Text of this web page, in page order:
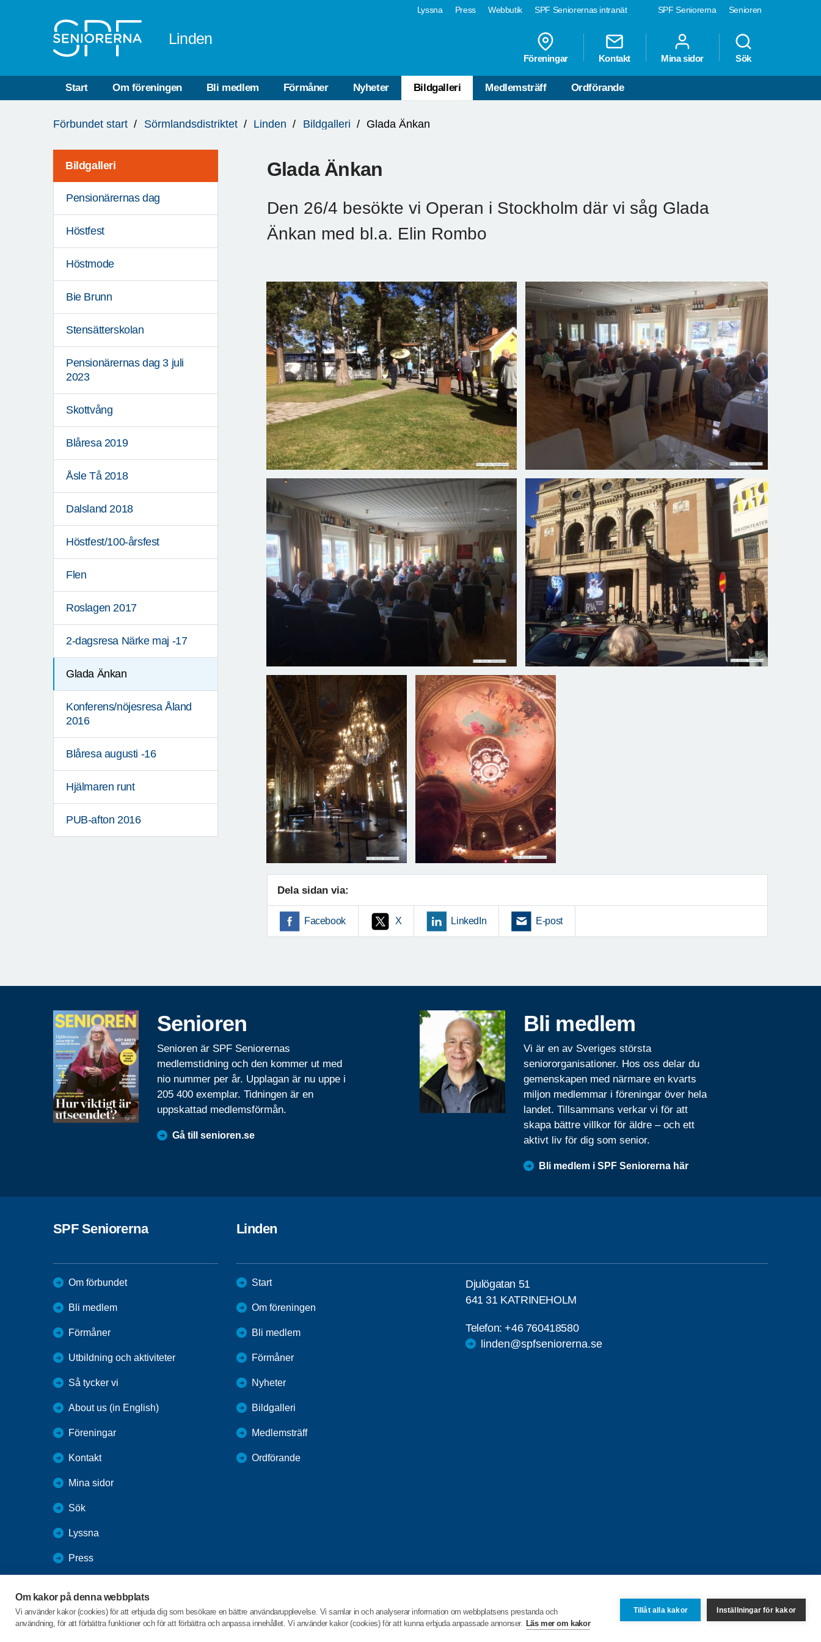
Om kakor på denna webbplats
Vi använder kakor (cookies) för att erbjuda dig som besökare en bättre användarupplevelse. Vi samlar in och analyserar information om webbplatsens prestanda och
användning, för att förbättra funktioner och för att förbättra och anpassa innehållet. Vi använder kakor (cookies) för att kunna erbjuda anpassade annonser. Läs mer om kakor
Tillåt alla kakor Inställningar för kakor
SPF Seniorerna Senioren
Lyssna Press Webbutik SPF Seniorernas intranät
Linden
Föreningar Kontakt Mina sidor Sök
Start Om föreningen Bli medlem Förmåner Nyheter Bildgalleri Medlemsträff Ordförande
är
Förbundet start Sörmlandsdistriktet Linden Bildgalleri Glada Änkan
Bildgalleri
Pensionärernas dag
Höstfest
Höstmode
Bie Brunn
Stensätterskolan
Pensionärernas dag 3 juli
2023
Skottvång
Blåresa 2019
Åsle Tå 2018
Dalsland 2018
Höstfest/100-årsfest
Flen
Roslagen 2017
2-dagsresa Närke maj -17
Glada Änkan
Konferens/nöjesresa Åland
2016
Blåresa augusti -16
Hjälmaren runt
PUB-afton 2016
Glada Änkan
Den 26/4 besökte vi Operan i Stockholm där vi såg Glada
Änkan med bl.a. Elin Rombo
Dela sidan via:
Facebook X LinkedIn E-post
Senioren
Senioren är SPF Seniorernas
medlemstidning och den kommer ut med
nio nummer per år. Upplagan är nu uppe i
205 400 exemplar. Tidningen är en
uppskattad medlemsförmån.
Gå till senioren.se
Bli medlem
Vi är en av Sveriges största
seniororganisationer. Hos oss delar du
gemenskapen med närmare en kvarts
miljon medlemmar i föreningar över hela
landet. Tillsammans verkar vi för att
skapa bättre villkor för äldre – och ett
aktivt liv för dig som senior.
Bli medlem i SPF Seniorerna här
SPF Seniorerna
Om förbundet
Bli medlem
Förmåner
Utbildning och aktiviteter
Så tycker vi
About us (in English)
Föreningar
Kontakt
Mina sidor
Sök
Lyssna
Press
SPF Seniorernas intranät
Linden
Start
Om föreningen
Bli medlem
Förmåner
Nyheter
Bildgalleri
Medlemsträff
Ordförande
Djulögatan 51
641 31 KATRINEHOLM
Telefon:+46 760418580
linden@spfseniorerna.se